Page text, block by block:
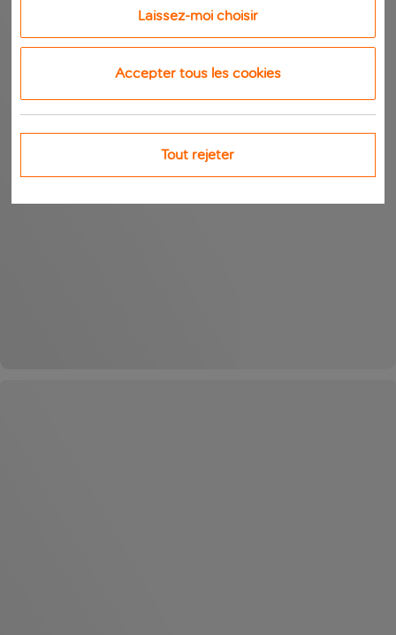
Laissez-moi choisir
Accepter tous les cookies
Tout rejeter